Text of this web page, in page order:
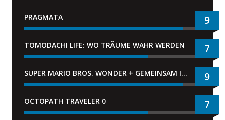
PRAGMATA 9
TOMODACHI LIFE: WO TRÄUME WAHR WERDEN 7
SUPER MARIO BROS. WONDER + GEMEINSAM IM BELLABEL-PARK 9
OCTOPATH TRAVELER 0 7